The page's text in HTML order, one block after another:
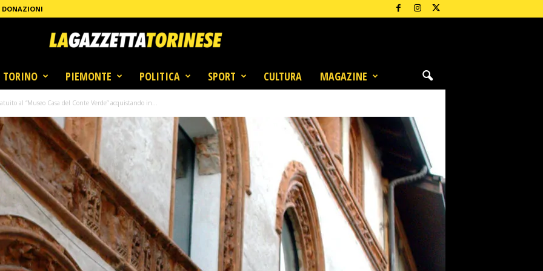
DONAZIONI
TORINO PIEMONTE POLITICA SPORT CULTURA MAGAZINE
al “Museo Casa del Conte Verde” acquistando in...